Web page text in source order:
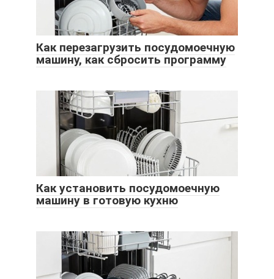
Как перезагрузить посудомоечную
машину, как сбросить программу
Как установить посудомоечную
машину в готовую кухню